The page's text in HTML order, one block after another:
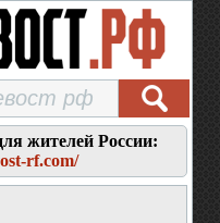
жителей России:
rf.com/